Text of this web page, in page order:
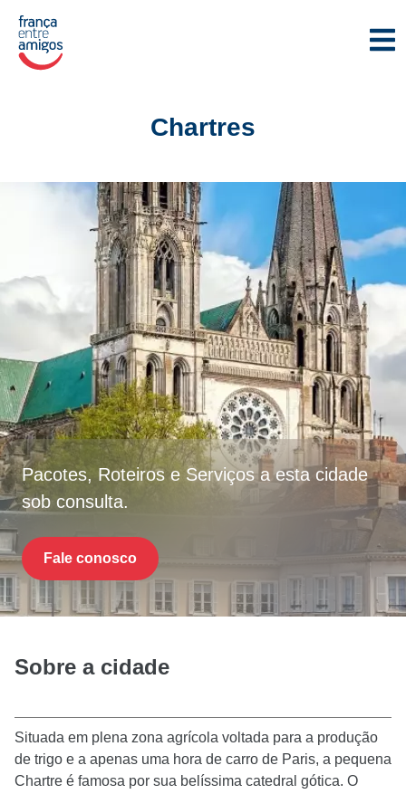
Chartres
Pacotes, Roteiros e Serviços a esta cidade
sob consulta.
Fale conosco
Sobre a cidade
Situada em plena zona agrícola voltada para a produção
de trigo e a apenas uma hora de carro de Paris, a pequena
Chartre é famosa por sua belíssima catedral gótica. O